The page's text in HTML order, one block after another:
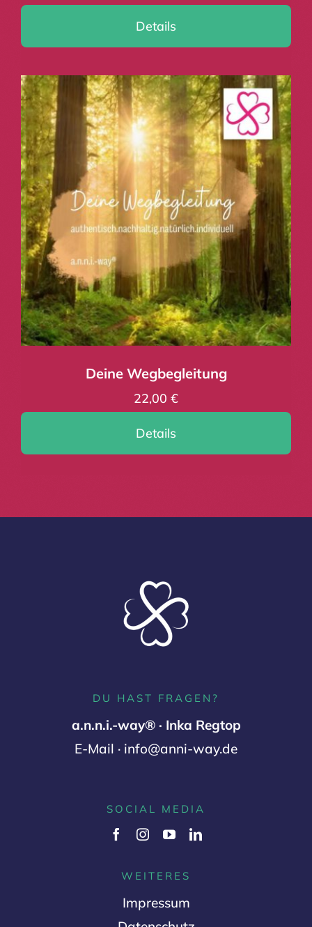
Details
Deine Wegbegleitung
22,00 €
Details
DU HAST FRAGEN?
a.n.n.i.-way® · Inka Regtop
E-Mail · info@anni-way.de
SOCIAL MEDIA
WEITERES
Impressum